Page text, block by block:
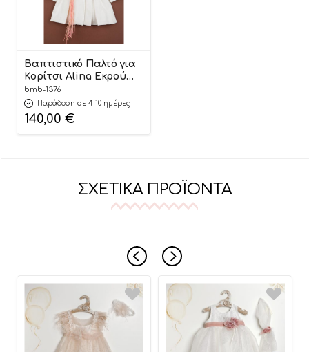
Βαπτιστικό Παλτό για
Κορίτσι Alina Εκρού
1376, Bambolino – 3
ετών
bmb-1376
Παράδοση σε 4-10 ημέρες
140,00 €
ΣΧΕΤΙΚΆ ΠΡΟΪΌΝΤΑ